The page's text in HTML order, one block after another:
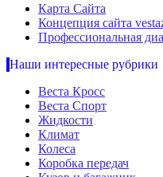
Карта Сайта
Концепция сайта
Профессиональная
Наши интересные рубрики
Веста Кросс
Веста Спорт
Жидкости
Климат
Колеса
Коробка передач